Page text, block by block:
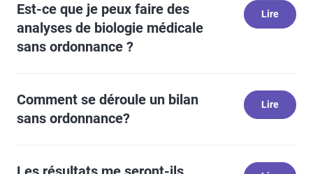
Question
Est-ce que je peux faire des
analyses de biologie médicale
sans ordonnance ?
Lire
sont réalisables immédiatement, sans rendez-vous.
Question
Comment se déroule un bilan
sans ordonnance?
Lire
sont à votre disposition en cas de question).